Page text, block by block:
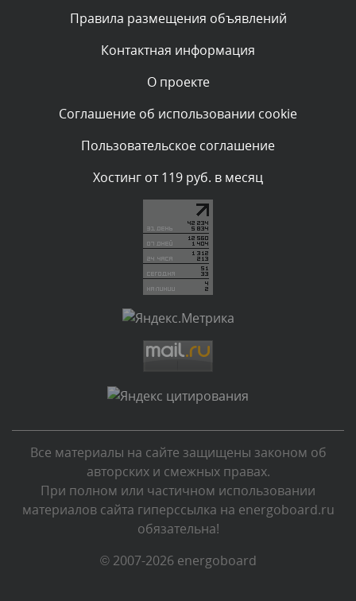
администратором.
Комментарий проверяется
администратором.
Комментарий проверяется
Текст комментария будет виден после проверки
Комментарий проверяется
Текст комментария будет виден после проверки
администратором.
Текст комментария будет виден после проверки
администратором.
Комментарий проверяется
Текст комментария будет виден после проверки
администратором.
Сегодня, в 00:40
Комментарий проверяется
Правила размещения объявлений
Контактная информация
О проекте
Соглашение об использовании cookie
Пользовательское соглашение
Хостинг от 119 руб. в месяц
Все материалы на сайте защищены законом об
авторских и смежных правах.
При полном или частичном использовании
материалов сайта гиперссылка на energoboard.ru
обязательна!
© 2007-2026 energoboard